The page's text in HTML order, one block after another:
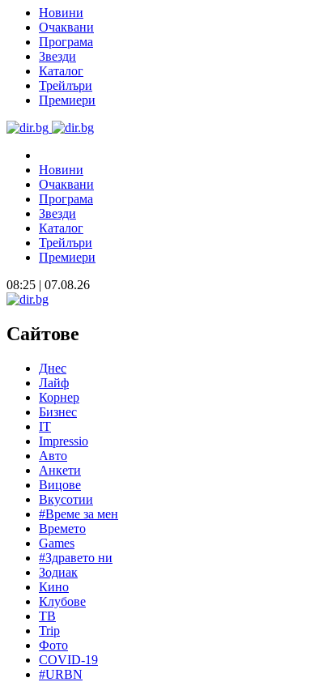
Новини
Очаквани
Програма
Звезди
Каталог
Трейлъри
Премиери
Новини
Очаквани
Програма
Звезди
Каталог
Трейлъри
Премиери
08:25 | 07.08.26
Сайтове
Днес
Лайф
Корнер
Бизнес
IT
Impressio
Авто
Анкети
Вицове
Вкусотии
#Време за мен
Времето
Games
#Здравето ни
Зодиак
Кино
Клубове
ТВ
Trip
Фото
COVID-19
#URBN